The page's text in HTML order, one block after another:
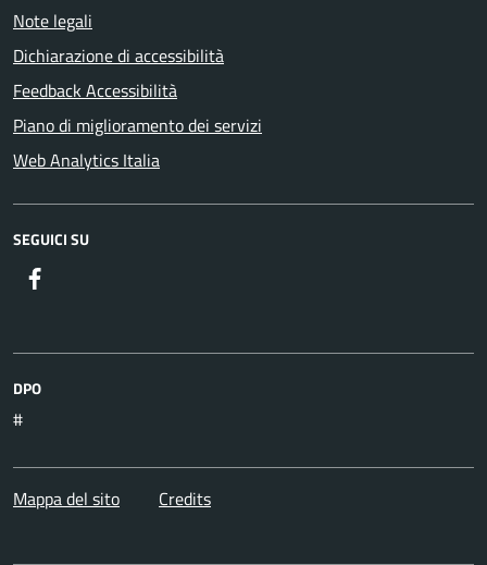
Note legali
Dichiarazione di accessibilità
Feedback Accessibilità
Piano di miglioramento dei servizi
Web Analytics Italia
SEGUICI SU
DPO
#
Mappa del sito Credits